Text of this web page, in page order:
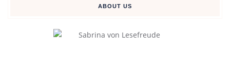
ABOUT US